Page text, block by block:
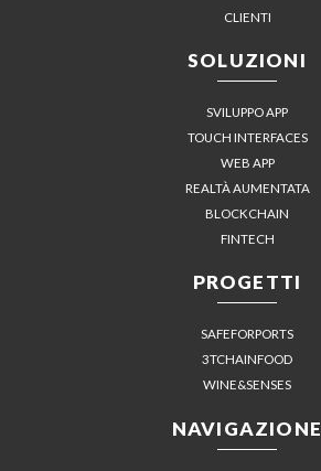
CLIENTI
SOLUZIONI
SVILUPPO APP
TOUCH INTERFACES
WEB APP
REALTÀ AUMENTATA
BLOCKCHAIN
FINTECH
PROGETTI
SAFEFORPORTS
3TCHAINFOOD
WINE&SENSES
NAVIGAZIONE